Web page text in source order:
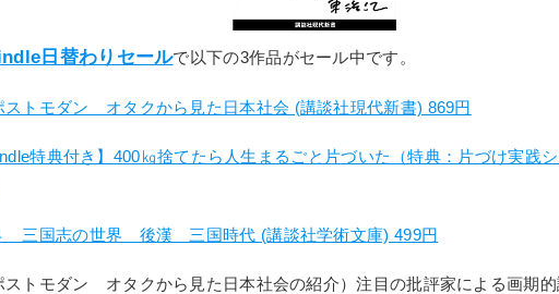
日替わりセールで以下の3作品がセール中です。
ストモダン オタクから見た日本社会 (講談社現代新書) 869円
特典付き】400㎏捨てたら人生まるごと片づいた（特典：片づけ実践
三国志の世界 後漢 三国時代 (講談社学術文庫) 499円
ストモダン オタクから見た日本社会の紹介）注目の批評家による画期